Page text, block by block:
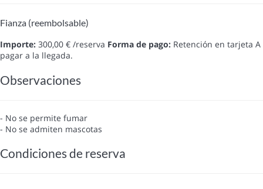
Fianza (reembolsable)
Importe: 300,00 € /reserva Forma de pago: Retención en tarjeta A
pagar a la llegada.
Observaciones
- No se permite fumar
- No se admiten mascotas
Condiciones de reserva